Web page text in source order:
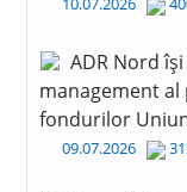
ADR Nord
management
fondurilor
09.07.2026